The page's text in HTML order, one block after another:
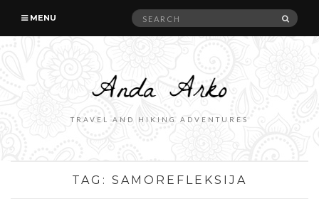
MENU
Search
TRAVEL AND HIKING ADVENTURES
TAG: SAMOREFLEKSIJA